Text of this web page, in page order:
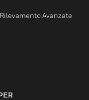
Avanzate